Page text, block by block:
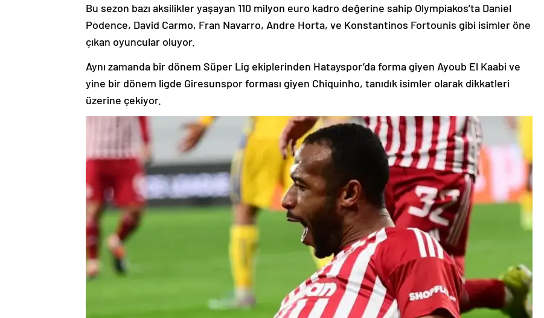
Bu sezon bazı aksilikler yaşayan 110 milyon euro kadro değerine sahip Olympiakos’ta Daniel
Podence, David Carmo, Fran Navarro, Andre Horta, ve Konstantinos Fortounis gibi isimler öne
çıkan oyuncular oluyor.
Aynı zamanda bir dönem Süper Lig ekiplerinden Hatayspor’da forma giyen Ayoub El Kaabi ve
yine bir dönem ligde Giresunspor forması giyen Chiquinho, tanıdık isimler olarak dikkatleri
üzerine çekiyor.